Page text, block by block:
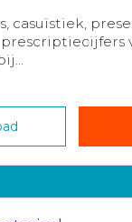
casuïstiek,